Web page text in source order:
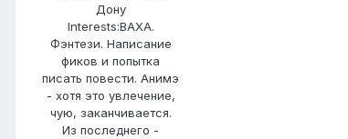
Дону
Interests:ВАХА.
Фэнтези. Написание
фиков и попытка
писать повести. Анимэ
- хотя это увлечение,
чую, заканчивается.
Из последнего -